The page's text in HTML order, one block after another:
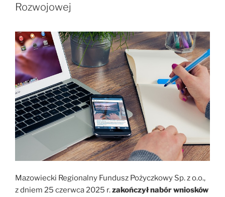
Rozwojowej
Mazowiecki Regionalny Fundusz Pożyczkowy Sp. z o.o.,
z dniem 25 czerwca 2025 r.zakończył nabór wniosków